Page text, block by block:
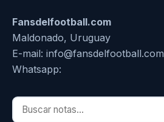
Fansdelfootball.com
Maldonado, Uruguay
E-mail: info@fansdelfootball.com
Whatsapp:
Buscar notas